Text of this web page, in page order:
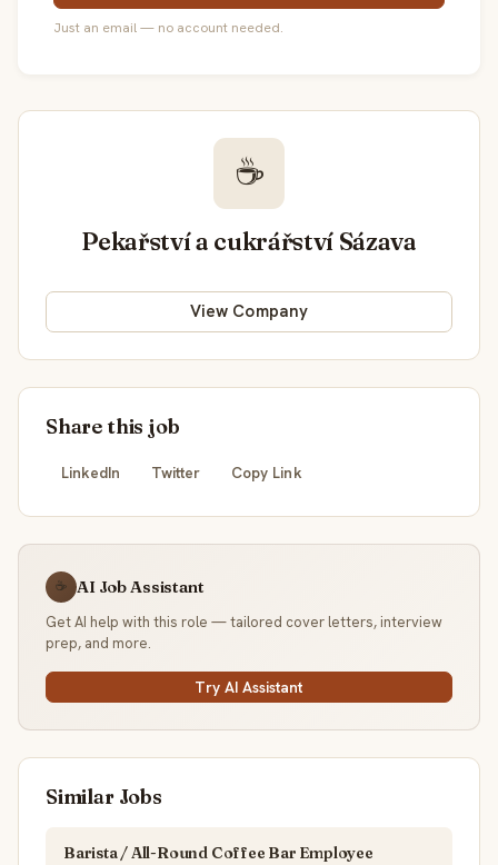
Just an email — no account needed.
☕
Pekařství a cukrářství Sázava
View Company
Share this job
LinkedIn Twitter Copy Link
☕ AI Job Assistant
Get AI help with this role — tailored cover letters, interview
prep, and more.
Try AI Assistant
Similar Jobs
Barista / All-Round Coffee Bar Employee